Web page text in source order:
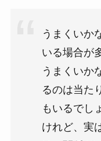
うまくいか
いる場合が
うまくいか
るのは当た
もいるでし
けれど、実